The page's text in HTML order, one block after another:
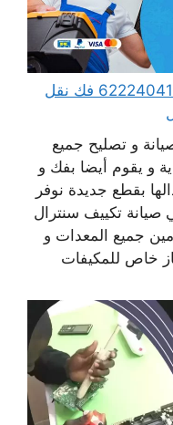
فني تكييف مركزي هندي الكويت 62224041 فك نقل
و تصليح جميع
و يقوم أيضا بفك و
بقطع جديدة نوفر
صيانة تكييف سنترال
جميع المعدات و
خاص للمكيفات